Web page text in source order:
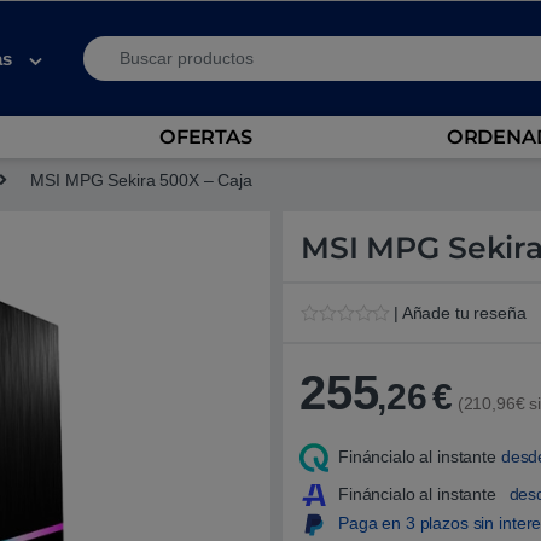
Search for:
OFERTAS
MSI MPG Sekira 500X – Caja
MSI MPG
o
r
o
5
0
0
| Añade tu reseña
255,26€ (210,96€
Fináncialo al instante
Fináncialo al instante
Paga en 3 plazos sin